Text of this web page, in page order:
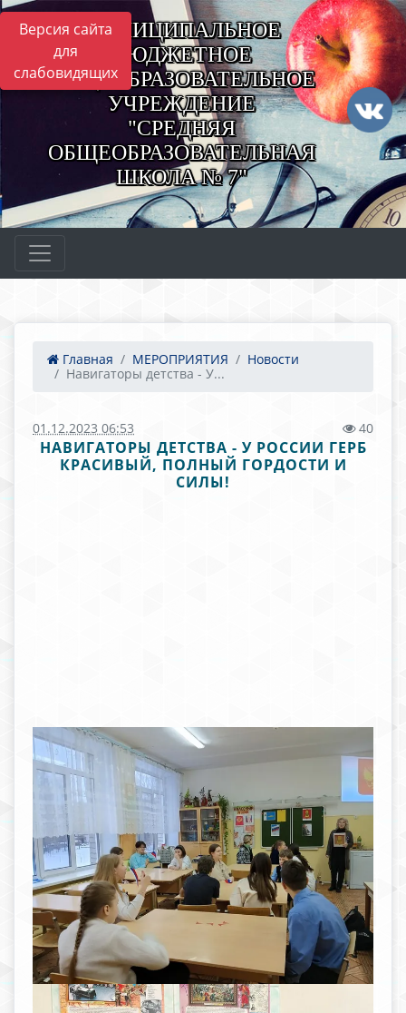
Версия сайта
для
слабовидящих
МУНИЦИПАЛЬНОЕ
БЮДЖЕТНОЕ
ОБЩЕОБРАЗОВАТЕЛЬНОЕ
УЧРЕЖДЕНИЕ
"СРЕДНЯЯ
ОБЩЕОБРАЗОВАТЕЛЬНАЯ
ШКОЛА № 7"
Главная МЕРОПРИЯТИЯ
Новости
Навигаторы детства - У...
01.12.2023 06:53 40
НАВИГАТОРЫ ДЕТСТВА - У РОССИИ ГЕРБ
КРАСИВЫЙ, ПОЛНЫЙ ГОРДОСТИ И
СИЛЫ!